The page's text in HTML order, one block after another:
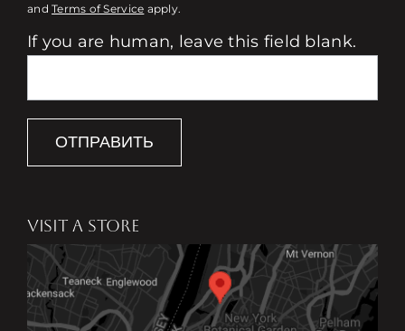
andTerms of Service apply.
If you are human, leave this field blank.
ОТПРАВИТЬ
VISIT A STORE